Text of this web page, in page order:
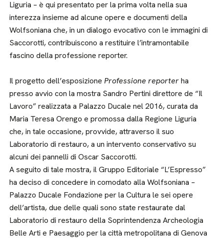
Liguria – è qui presentato per la prima volta nella sua
interezza insieme ad alcune opere e documenti della
Wolfsoniana che, in un dialogo evocativo con le immagini di
Saccorotti, contribuiscono a restituire l’intramontabile
fascino della professione reporter.
Il progetto dell’esposizioneProfessione reporterha
presso avvio con la mostra Sandro Pertini direttore de “Il
Lavoro” realizzata a Palazzo Ducale nel 2016, curata da
Maria Teresa Orengo e promossa dalla Regione Liguria
che, in tale occasione, provvide, attraverso il suo
Laboratorio di restauro, a un intervento conservativo su
alcuni dei pannelli di Oscar Saccorotti.
A seguito di tale mostra, il Gruppo Editoriale “L’Espresso”
ha deciso di concedere in comodato alla Wolfsoniana –
Palazzo Ducale Fondazione per la Cultura le sei opere
dell’artista, due delle quali sono state restaurate dal
Laboratorio di restauro della Soprintendenza Archeologia
Belle Arti e Paesaggio per la città metropolitana di Genova